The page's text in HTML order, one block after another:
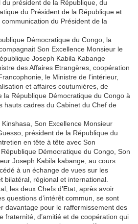
du président de la République, du
du Président de la République et
du Président de la
Démocratique du Congo, la
Son Excellence Monsieur le
Joseph Kabila Kabange
des Affaires Etrangères, coopération
le Ministre de l’intérieur,
et affaires coutumières, de
la République Démocratique du Congo à
hauts cadres du Cabinet du Chef de
Son Excellence Monsieur
président de la République du
en tête à tête avec Son
Démocratique du Congo, Son
Joseph Kabila kabange, au cours
à un échange de vues sur les
bilatéral, régional et international.
les deux Chefs d’Etat, après avoir
questions d’intérêt commun, se sont
davantage pour le raffermissement des
fraternité, d’amitié et de coopération qui